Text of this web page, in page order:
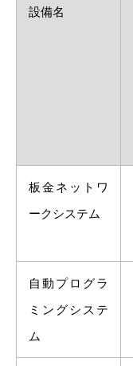
設備名
板金ネットワ
ークシステム
自動プログラ
ミングシステ
ム